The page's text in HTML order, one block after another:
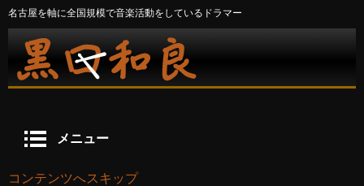
名古屋を軸に全国規模で音楽活動をしているドラマー
メニュー
コンテンツへスキップ